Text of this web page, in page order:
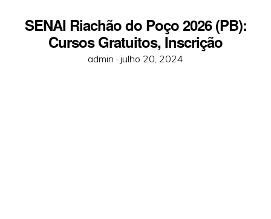
SENAI Riachão do Poço 2026 (PB):
Cursos Gratuitos, Inscrição
admin · Posted
julho 20, 2024